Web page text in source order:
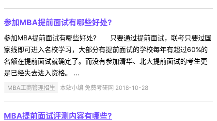
参加MBA提前面试有哪些好处?
参加MBA提前面试有哪些好处? 只要通过提前面试，联考只要过国
家线即可进入名校学习，大部分有提前面试的学校每年有超过60%的
名额在提前面试就确定了。而没有参加清华、北大提前面试的考生更
是已经失去进入资格。 ...
MBA工商管理招生 本站小编 免费考研网 2018-10-28
MBA提前面试评测内容有哪些?